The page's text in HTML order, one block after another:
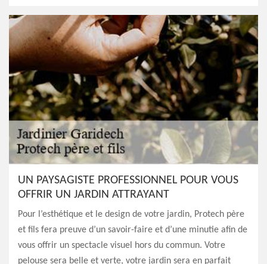
UN PAYSAGISTE PROFESSIONNEL POUR VOUS
OFFRIR UN JARDIN ATTRAYANT
Pour l’esthétique et le design de votre jardin, Protech père
et fils fera preuve d’un savoir-faire et d’une minutie afin de
vous offrir un spectacle visuel hors du commun. Votre
pelouse sera belle et verte, votre jardin sera en parfait